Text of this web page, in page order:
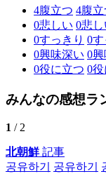
4腹立つ 4腹立
0悲しい 0悲し
0すっきり 0す
0興味深い 0興
0役に立つ 0役
みんなの感想ラ
1 / 2
北朝鮮記事
공유하기
공유하기